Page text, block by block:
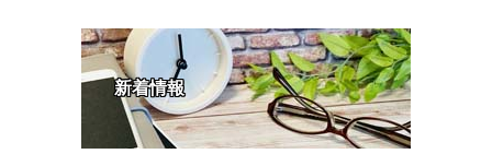
新着情報